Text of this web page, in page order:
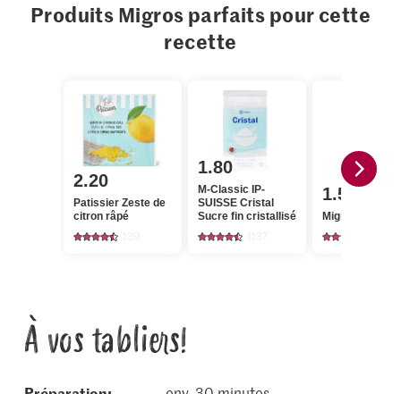
Produits Migros parfaits pour cette
recette
2.20
Patissier Zeste de
citron râpé
1.80
M-Classic IP-
SUISSE Cristal
Sucre fin cristallisé
1.50
Migros Sucre
À vos tabliers!